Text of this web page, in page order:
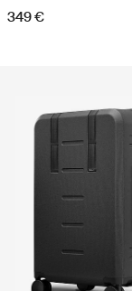
349 €